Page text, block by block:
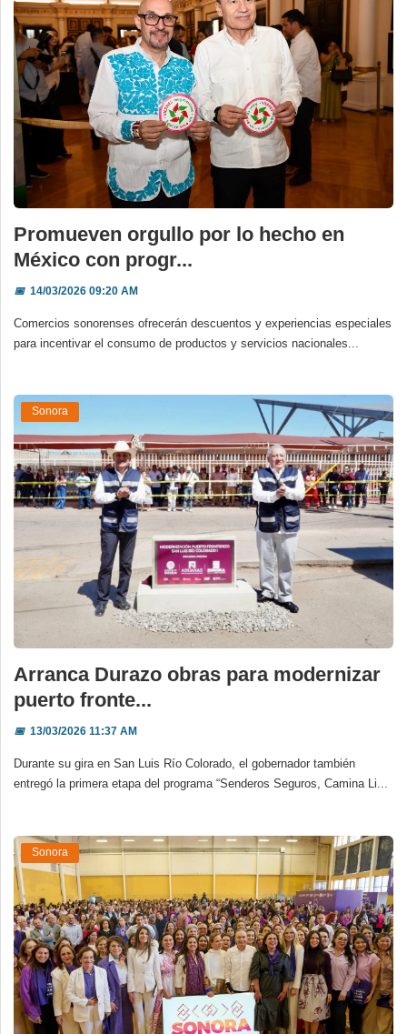
Promueven orgullo por lo hecho en
México con progr...
📅14/03/2026 09:20 AM
Comercios sonorenses ofrecerán descuentos y experiencias especiales
para incentivar el consumo de productos y servicios nacionales...
Sonora
Arranca Durazo obras para modernizar
puerto fronte...
📅13/03/2026 11:37 AM
Durante su gira en San Luis Río Colorado, el gobernador también
entregó la primera etapa del programa “Senderos Seguros, Camina Li...
Sonora